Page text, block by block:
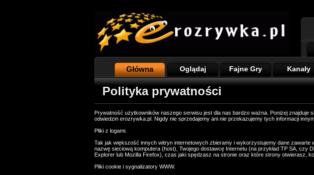
Główna Oglądaj Fajne Gry Kanały
Polityka prywatności
Prywatność użytkowników naszego serwisu jest dla nas bardzo ważna. Poniżej znajduje
odwiedzin erozrywka.pl. Nigdy nie sprzedajemy ani nie przekazujemy tych informacji
Pliki z logami.
Tak jak większość innych witryn internetowych zbieramy i wykorzystujemy dane zawarte
nazwę sieciową komputera (host), Twojego dostawcę Internetu (na przykład TP SA, czy
Explorer lub Mozilla Firefox), czas jaki spędzasz na stronie oraz które strony otwierasz,
Pliki cookie i sygnalizatory WWW.